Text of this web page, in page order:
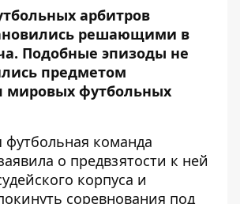
арбитров
решающими в
Подобные эпизоды не
предметом
мировых футбольных
футбольная команда
о предвзятости к ней
корпуса и
соревнования под